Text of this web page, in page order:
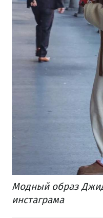
Модный образ
инстаграма